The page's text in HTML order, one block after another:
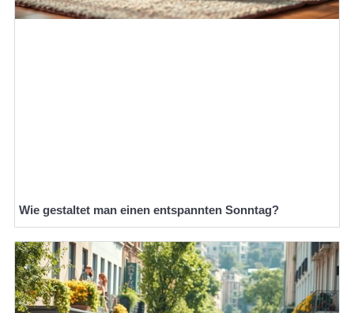
Wie gestaltet man einen entspannten Sonntag?